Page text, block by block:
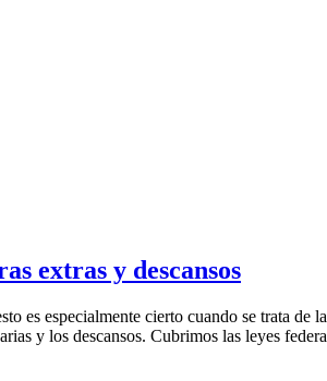
extras y descansos
es especialmente cierto cuando se trata
y los descansos. Cubrimos las leyes